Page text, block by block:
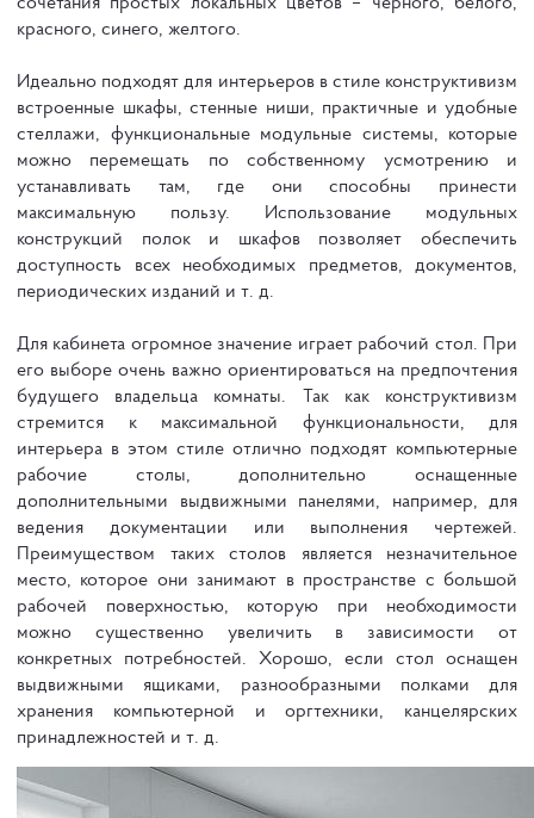
красного, синего, желтого.
Идеально подходят для интерьеров в стиле конструктивизм
встроенные шкафы, стенные ниши, практичные и удобные
стеллажи, функциональные модульные системы, которые
можно перемещать по собственному усмотрению и
устанавливать там, где они способны принести
максимальную пользу. Использование модульных
конструкций полок и шкафов позволяет обеспечить
доступность всех необходимых предметов, документов,
периодических изданий и т. д.
Для кабинета огромное значение играет рабочий стол. При
его выборе очень важно ориентироваться на предпочтения
будущего владельца комнаты. Так как конструктивизм
стремится к максимальной функциональности, для
интерьера в этом стиле отлично подходят компьютерные
рабочие столы, дополнительно оснащенные
дополнительными выдвижными панелями, например, для
ведения документации или выполнения чертежей.
Преимуществом таких столов является незначительное
место, которое они занимают в пространстве с большой
рабочей поверхностью, которую при необходимости
можно существенно увеличить в зависимости от
конкретных потребностей. Хорошо, если стол оснащен
выдвижными ящиками, разнообразными полками для
хранения компьютерной и оргтехники, канцелярских
принадлежностей и т. д.